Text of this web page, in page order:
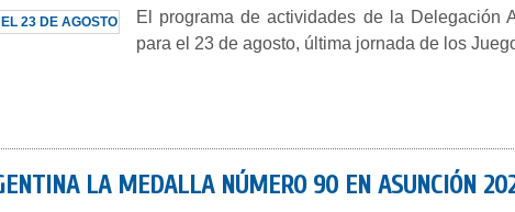
El programa de actividades de la Delegación
para el 23 de agosto, última jornada de los
LA MEDALLA NÚMERO 90 EN ASUNCIÓN